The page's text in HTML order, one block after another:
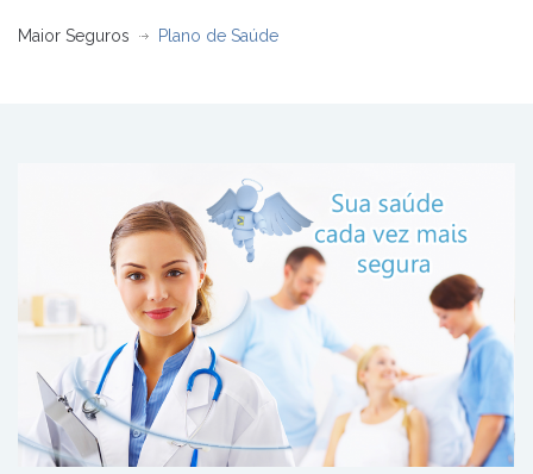
Maior Seguros Plano de Saúde